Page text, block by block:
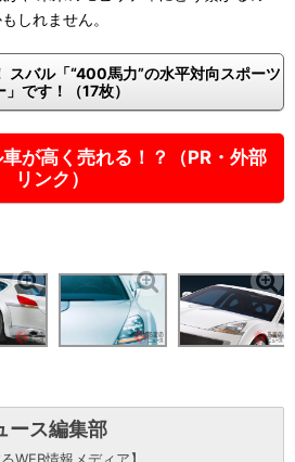
しれません。
スバル「“400馬力”の水平対向スポーツ
」です！（17枚）
車が高く売れる！？（PR・外部
リンク）
ース編集部